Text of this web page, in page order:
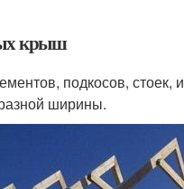
крыш
подкосов, стоек,
ширины.